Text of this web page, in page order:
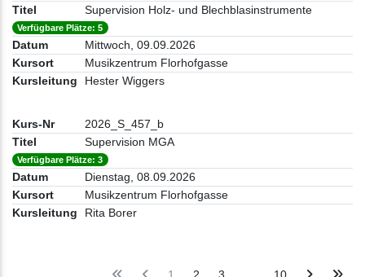
Supervision Holz- und Blechblasinstrumente
Verfügbare Plätze: 5
Mittwoch, 09.09.2026
Musikzentrum Florhofgasse
Hester Wiggers
2026_S_457_b
Supervision MGA
Verfügbare Plätze: 3
Dienstag, 08.09.2026
Musikzentrum Florhofgasse
Rita Borer